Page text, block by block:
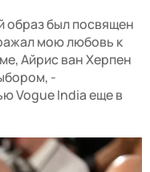
образ был посвящен
мою любовь к
Айрис ван Херпен
-
Vogue India еще в